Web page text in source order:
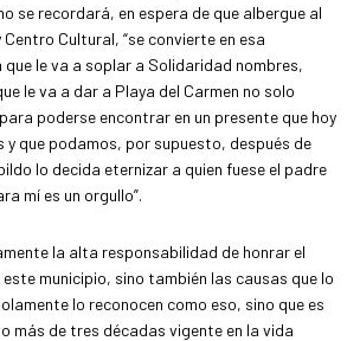
se recordará, en espera de que albergue al
Centro Cultural, “se convierte en esa
le va a soplar a Solidaridad nombres,
le va a dar a Playa del Carmen no solo
poderse encontrar en un presente que hoy
y que podamos, por supuesto, después de
lo decida eternizar a quien fuese el padre
mí es un orgullo”.
la alta responsabilidad de honrar el
municipio, sino también las causas que lo
lo reconocen como eso, sino que es
más de tres décadas vigente en la vida